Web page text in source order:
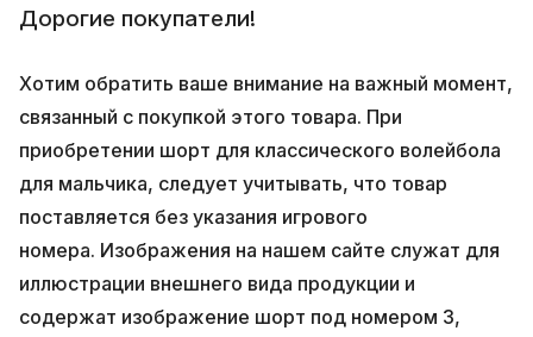
Дорогие покупатели!
Хотим обратить ваше внимание на важный момент,
связанный с покупкой этого товара. При
приобретении шорт для классического волейбола
для мальчика, следует учитывать, что товар
поставляется без указания игрового
номера. Изображения на нашем сайте служат для
иллюстрации внешнего вида продукции и
содержат изображение шорт под номером 3,